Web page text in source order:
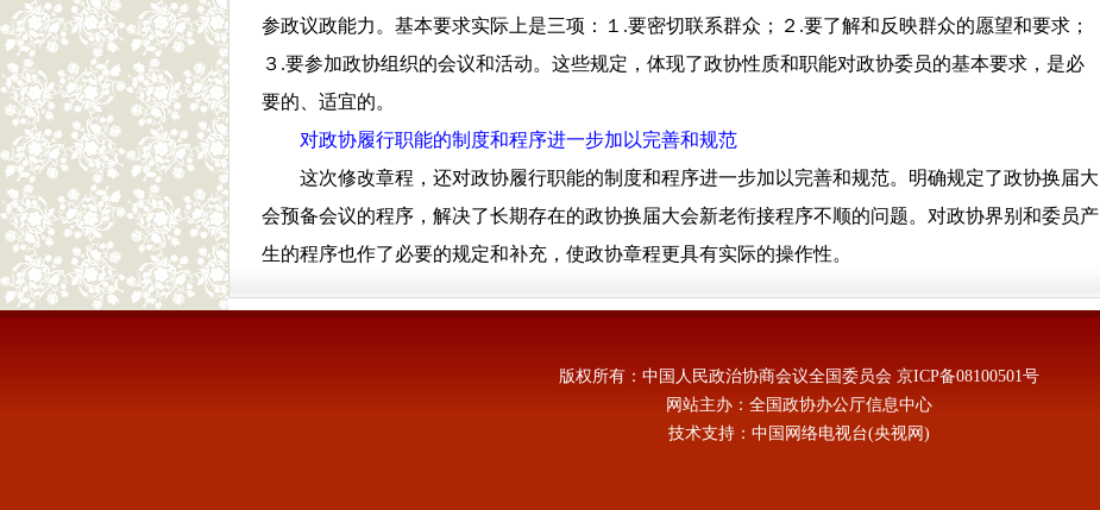
参政议政能力。基本要求实际上是三项：１.要密切联系群众；２.要了解和反映群众的愿望和要求；
３.要参加政协组织的会议和活动。这些规定，体现了政协性质和职能对政协委员的基本要求，是必
要的、适宜的。
对政协履行职能的制度和程序进一步加以完善和规范
这次修改章程，还对政协履行职能的制度和程序进一步加以完善和规范。明确规定了政协换届大
会预备会议的程序，解决了长期存在的政协换届大会新老衔接程序不顺的问题。对政协界别和委员产
生的程序也作了必要的规定和补充，使政协章程更具有实际的操作性。
版权所有：中国人民政治协商会议全国委员会 京ICP备08100501号
网站主办：全国政协办公厅信息中心
技术支持：中国网络电视台(央视网)